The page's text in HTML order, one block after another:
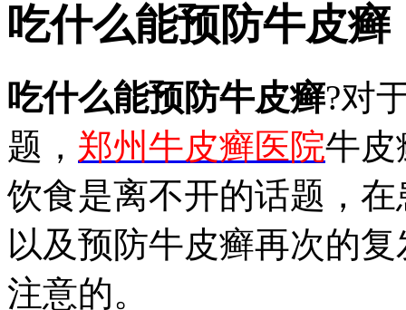
吃什么能预防牛皮癣
吃什么能预防牛皮癣?对
题， 郑州牛皮癣医院牛皮
饮食是离不开的话题，
以及预防牛皮癣再次的
注意的。